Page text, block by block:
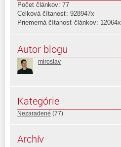
Počet článkov: 77
Celková čítanosť: 928947x
Priemerná čítanosť článkov: 12064x
Autor blogu
miroslav
Kategórie
Nezaradené (77)
Archív